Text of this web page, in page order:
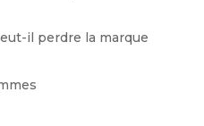
il perdre la marque